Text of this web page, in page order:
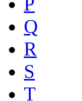
Q
R
S
T